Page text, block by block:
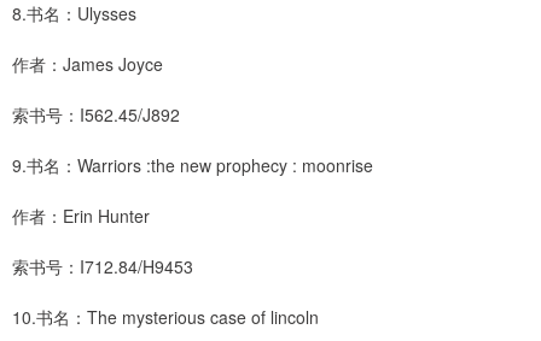
8.书名：Ulysses
作者：James Joyce
索书号：I562.45/J892
9.书名：Warriors :the new prophecy : moonrise
作者：Erin Hunter
索书号：I712.84/H9453
10.书名：The mysterious case of lincoln